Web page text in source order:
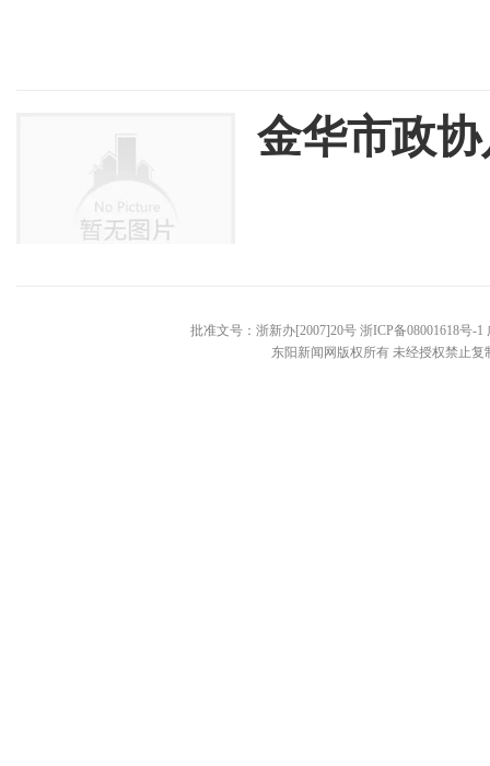
金华市政
批准文号：浙新办[2007]20号 浙ICP备08001618号-
东阳新闻网版权所有 未经授权禁止